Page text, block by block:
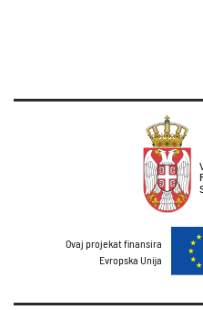
Ovaj projekat finansira
Evropska Unija